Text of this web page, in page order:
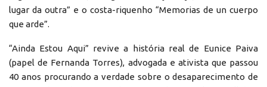
lugar da outra” e o costa-riquenho “Memorias de un cuerpo
que arde”.
“Ainda Estou Aqui” revive a história real de Eunice Paiva
(papel de Fernanda Torres), advogada e ativista que passou
40 anos procurando a verdade sobre o desaparecimento de